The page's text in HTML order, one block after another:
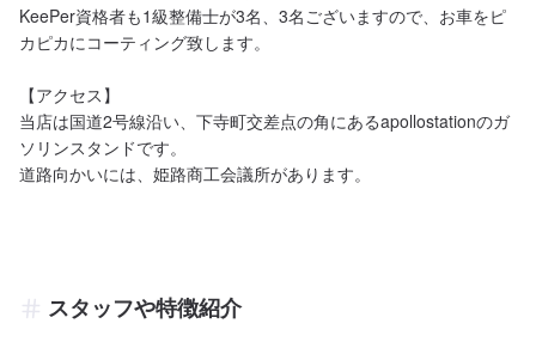
KeePer資格者も1級整備士が3名、3名ございますので、お車をピ
カピカにコーティング致します。
【アクセス】
当店は国道2号線沿い、下寺町交差点の角にあるapollostationのガ
ソリンスタンドです。
道路向かいには、姫路商工会議所があります。
スタッフや特徴紹介